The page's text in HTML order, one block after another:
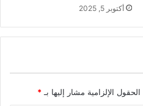
أكتوبر 5, 2025
الحقول الإلزامية مشار إليها بـ*